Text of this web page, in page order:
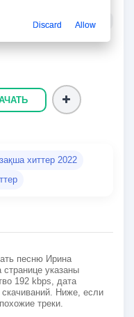
18.03.2022 10 479
хиттер 2022
песню Ирина
указаны
192 kbps, дата
Ниже, если
треки.
Discard Allow